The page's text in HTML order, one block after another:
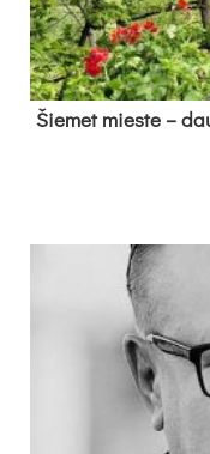
Šie­met mies­te –